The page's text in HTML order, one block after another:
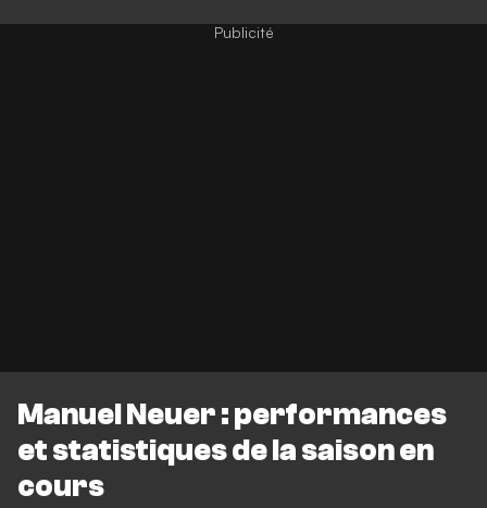
Manuel Neuer : performances
et statistiques de la saison en
cours